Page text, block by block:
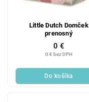
Little Dutch Domček
prenosný
0 € bez DPH
0 €
Do košíka